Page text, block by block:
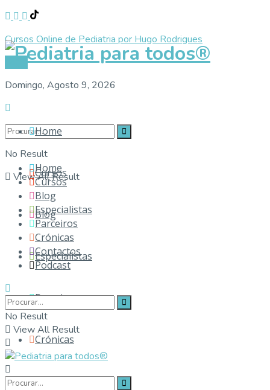
Cursos Online de Pediatria por Hugo Rodrigues
Domingo, Agosto 9, 2026
No Result
View All Result
Home
Cursos
Blog
Especialistas
Parceiros
Crónicas
Contactos
Home
Cursos
Blog
Especialistas
Parceiros
Crónicas
Contactos
Podcast
No Result
View All Result